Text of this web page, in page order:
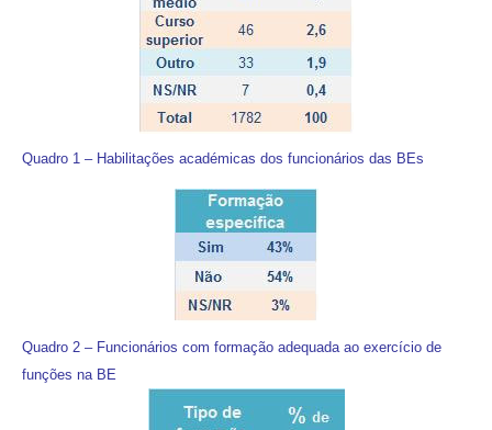
Quadro 1 – Habilitações académicas dos funcionários das BEs
Quadro 2 – Funcionários com formação adequada ao exercício de
funções na BE